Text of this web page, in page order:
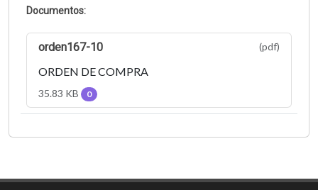
Documentos:
orden167-10 (pdf)
ORDEN DE COMPRA
35.83 KB 0